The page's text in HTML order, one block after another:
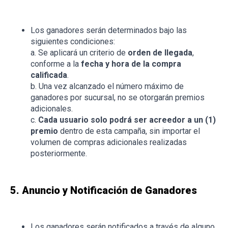
Los ganadores serán determinados bajo las
siguientes condiciones:
a. Se aplicará un criterio de orden de llegada,
conforme a la fecha y hora de la compra
calificada.
b. Una vez alcanzado el número máximo de
ganadores por sucursal, no se otorgarán premios
adicionales.
c. Cada usuario solo podrá ser acreedor a un (1)
premio dentro de esta campaña, sin importar el
volumen de compras adicionales realizadas
posteriormente.
5. Anuncio y Notificación de Ganadores